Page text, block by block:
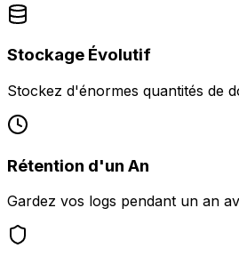
Stockage Évolutif
Stockez d'énormes quantités de
Rétention d'un An
Gardez vos logs pendant un an